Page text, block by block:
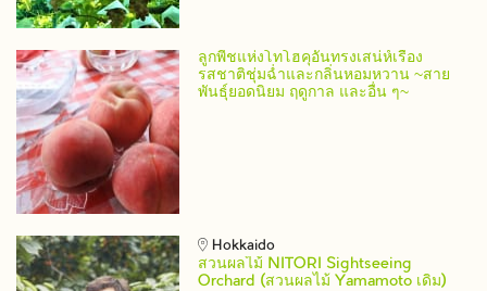
ลูกพีชแห่งโทโฮคุอันทรงเสน่ห์เรื่อง
รสชาติชุ่มฉ่ำและกลิ่นหอมหวาน ~สาย
พันธุ์ยอดนิยม ฤดูกาล และอื่น ๆ~
Hokkaido
สวนผลไม้ NITORI Sightseeing
Orchard (สวนผลไม้ Yamamoto เดิม)